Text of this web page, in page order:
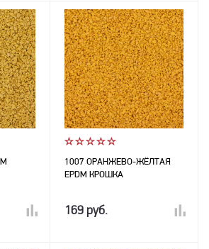
1007 ОРАНЖЕВО-ЖЁЛТАЯ
EPDM КРОШКА
169 руб.